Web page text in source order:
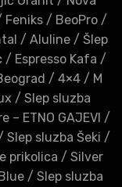
Feniks/ BeoPro/
/ Aluline / Šlep
/ Espresso Kafa /
/ 4×4/ M
/ Slep sluzba
– ETNO GAJEVI /
Slep sluzba Šeki /
prikolica / Silver
/ Slep sluzba